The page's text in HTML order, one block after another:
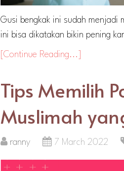
Gusi bengkak ini sudah menjadi
ini bisa dikatakan bikin pening
[Continue Reading...]
Tips Memilih
Muslimah
ranny 7 March 2022